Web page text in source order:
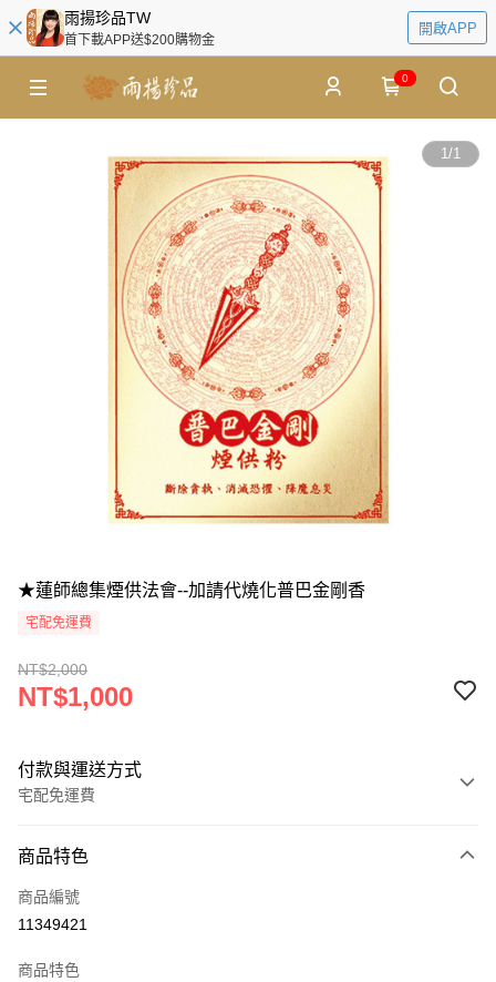
雨揚珍品TW
首下載APP送$200購物金
開啟APP
0
1/1
★蓮師總集煙供法會--加請代燒化普巴金剛香
宅配免運費
NT$2,000
NT$1,000
付款與運送方式
宅配免運費
信用卡一次付款
LINE Pay
商品特色
商品編號
11349421
商品特色